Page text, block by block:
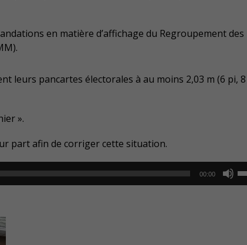
en matière d’affichage du Regroupement des
leurs pancartes électorales à au moins 2,03 m (6 pi,
».
part afin de corriger cette situation.
00:00